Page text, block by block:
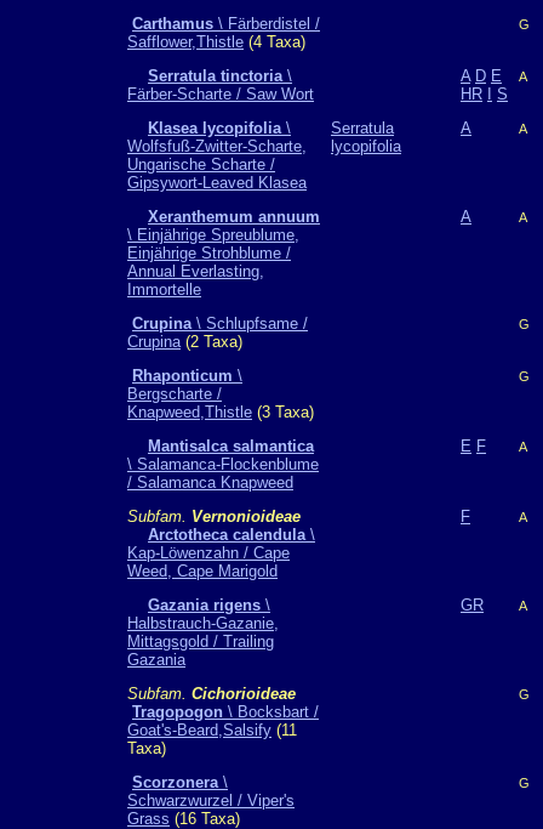
Carthamus \ Färberdistel /
Safflower,Thistle (4 Taxa)
G
Serratula tinctoria\
Färber-Scharte / Saw Wort
A D E
HR
S
A
Klasea lycopifolia\
Wolfsfuß-Zwitter-Scharte,
Ungarische Scharte /
Gipsywort-Leaved Klasea
Serratula
lycopifolia
A A
Xeranthemum annuum
\ Einjährige Spreublume,
Einjährige Strohblume /
Annual Everlasting,
Immortelle
A A
Crupina\ Schlupfsame /
Crupina(2 Taxa)
G
Rhaponticum \
Bergscharte /
Knapweed,Thistle (3 Taxa)
G
Mantisalca salmantica
\ Salamanca-Flockenblume
/ Salamanca Knapweed
E F A
Subfam. Vernonioideae
Arctotheca calendula\
Kap-Löwenzahn / Cape
Weed, Cape Marigold
F A
Gazania rigens \
Halbstrauch-Gazanie,
Mittagsgold / Trailing
Gazania
GR A
Subfam. Cichorioideae
Tragopogon \ Bocksbart /
Goat's-Beard,Salsify (11
Taxa)
G
Scorzonera\
Schwarzwurzel / Viper's
Grass (16 Taxa)
G